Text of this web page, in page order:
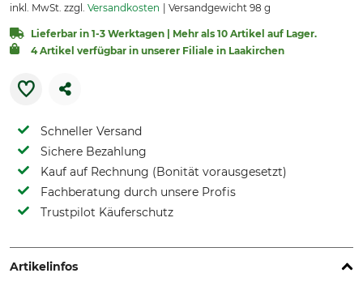
inkl. MwSt. zzgl. Versandkosten Versandgewicht 98 g
Lieferbar in 1-3 Werktagen | Mehr als 10 Artikel auf Lager.
4 Artikel verfügbar in unserer Filiale in Laakirchen
Schneller Versand
Sichere Bezahlung
Kauf auf Rechnung (Bonität vorausgesetzt)
Fachberatung durch unsere Profis
Trustpilot Käuferschutz
Artikelinfos